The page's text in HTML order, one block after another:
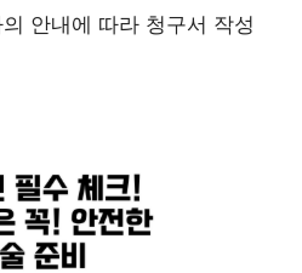
안내에 따라 청구서 작성